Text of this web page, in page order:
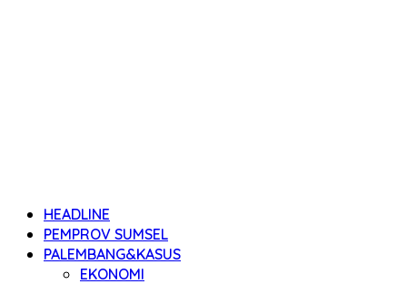
HEADLINE
PEMPROV SUMSEL
PALEMBANG&KASUS
EKONOMI